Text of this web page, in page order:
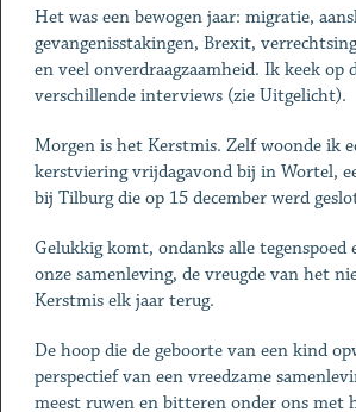
Het was een bewogen jaar: migratie,
gevangenisstakingen, Brexit,
en veel onverdraagzaamheid. Ik keek op
verschillende interviews (zie Uitgelicht).
Morgen is het Kerstmis. Zelf woonde ik
kerstviering vrijdagavond bij in Wortel,
bij Tilburg die op 15 december werd
Gelukkig komt, ondanks alle tegenspoed
onze samenleving, de vreugde van het
Kerstmis elk jaar terug.
De hoop die de geboorte van een kind
perspectief van een vreedzame
meest ruwen en bitteren onder ons met